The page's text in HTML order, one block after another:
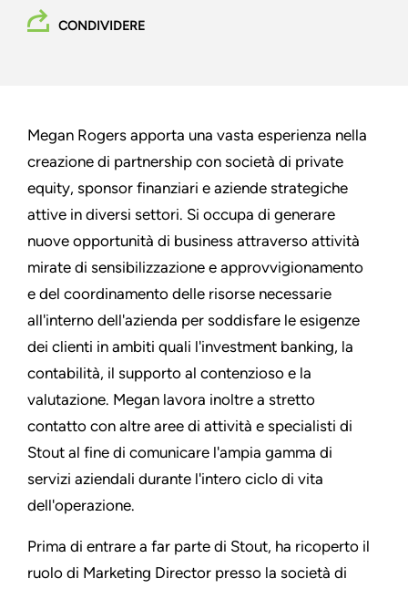
CONDIVIDERE
Megan Rogers apporta una vasta esperienza nella
creazione di partnership con società di private
equity, sponsor finanziari e aziende strategiche
attive in diversi settori. Si occupa di generare
nuove opportunità di business attraverso attività
mirate di sensibilizzazione e approvvigionamento
e del coordinamento delle risorse necessarie
all'interno dell'azienda per soddisfare le esigenze
dei clienti in ambiti quali l'investment banking, la
contabilità, il supporto al contenzioso e la
valutazione. Megan lavora inoltre a stretto
contatto con altre aree di attività e specialisti di
Stout al fine di comunicare l'ampia gamma di
servizi aziendali durante l'intero ciclo di vita
dell'operazione.
Prima di entrare a far parte di Stout, ha ricoperto il
ruolo di Marketing Director presso la società di